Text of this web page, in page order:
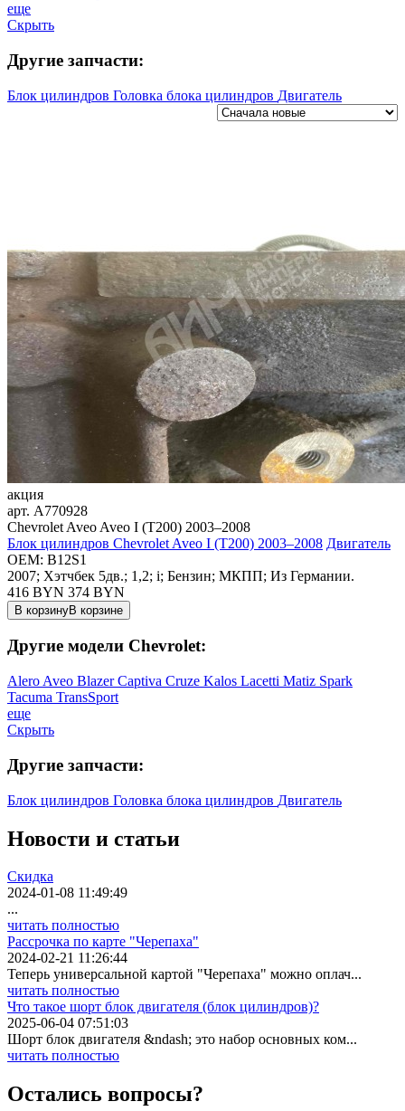
еще
Скрыть
Другие запчасти:
Блок цилиндров Головка блока цилиндров Двигатель
акция
арт. A770928
Chevrolet Aveo Aveo I (T200) 2003–2008
Блок цилиндров Chevrolet Aveo I (T200) 2003–2008 Двигатель
OEM: B12S1
2007; Хэтчбек 5дв.; 1,2; i; Бензин; МКПП; Из Германии.
416 BYN 374 BYN
В корзинуВ корзине
Другие модели Chevrolet:
Alero Aveo BlazerCaptiva Cruze Kalos Lacetti Matiz Spark
Tacuma TransSport
еще
Скрыть
Другие запчасти:
Блок цилиндров Головка блока цилиндров Двигатель
Новости и статьи
Скидка
2024-01-08 11:49:49
...
читать полностью
Рассрочка по карте "Черепаха"
2024-02-21 11:26:44
Теперь универсальной картой "Черепаха" можно оплач...
читать полностью
Что такое шорт блок двигателя (блок цилиндров)?
2025-06-04 07:51:03
Шорт блок двигателя &ndash; это набор основных ком...
читать полностью
Остались вопросы?